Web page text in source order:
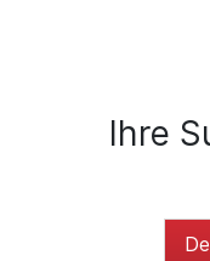
Ihre